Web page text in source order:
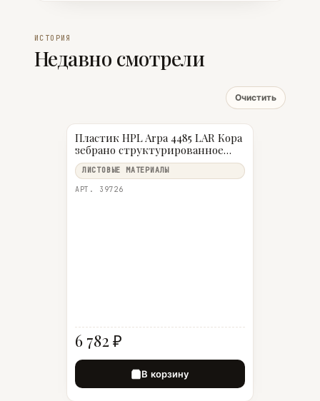
ИСТОРИЯ
Недавно смотрели
Очистить
Пластик HPL Arpa 4485 LAR Кора
зебрано структурированное
дерево Да 0,6 мм 3050×1300 мм
ЛИСТОВЫЕ МАТЕРИАЛЫ
АРТ. 39726
6 782 ₽
В корзину